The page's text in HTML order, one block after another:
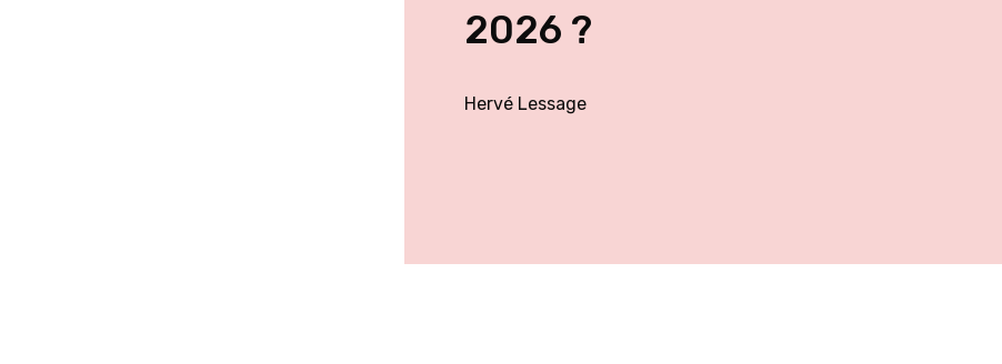
2026 ?
Hervé Lessage